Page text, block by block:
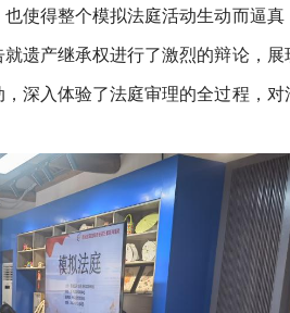
使得整个模拟法庭活动生动而逼
遗产继承权进行了激烈的辩论，
深入体验了法庭审理的全过程，对